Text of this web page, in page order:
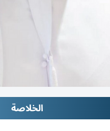
الخلاصة